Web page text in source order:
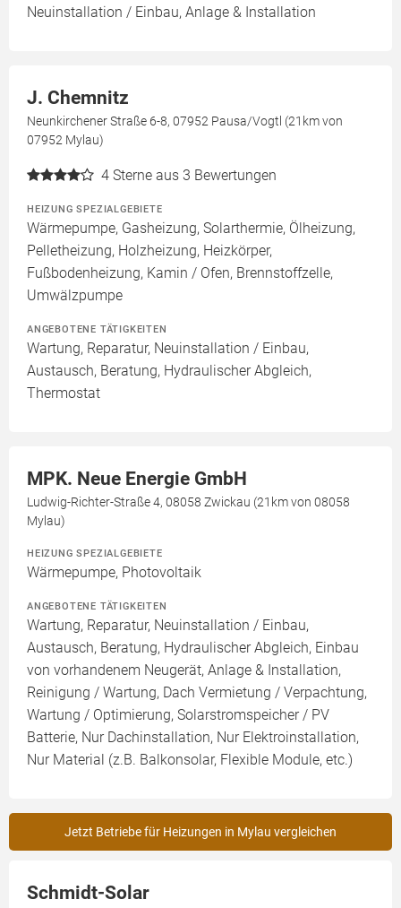
Neuinstallation / Einbau, Anlage & Installation
J. Chemnitz
Neunkirchener Straße 6-8, 07952 Pausa/Vogtl (21km von
07952 Mylau)
4 Sterne aus 3 Bewertungen
HEIZUNG SPEZIALGEBIETE
Wärmepumpe, Gasheizung, Solarthermie, Ölheizung,
Pelletheizung, Holzheizung, Heizkörper,
Fußbodenheizung, Kamin / Ofen, Brennstoffzelle,
Umwälzpumpe
ANGEBOTENE TÄTIGKEITEN
Wartung, Reparatur, Neuinstallation / Einbau,
Austausch, Beratung, Hydraulischer Abgleich,
Thermostat
MPK. Neue Energie GmbH
Ludwig-Richter-Straße 4, 08058 Zwickau (21km von 08058
Mylau)
HEIZUNG SPEZIALGEBIETE
Wärmepumpe, Photovoltaik
ANGEBOTENE TÄTIGKEITEN
Wartung, Reparatur, Neuinstallation / Einbau,
Austausch, Beratung, Hydraulischer Abgleich, Einbau
von vorhandenem Neugerät, Anlage & Installation,
Reinigung / Wartung, Dach Vermietung / Verpachtung,
Wartung / Optimierung, Solarstromspeicher / PV
Batterie, Nur Dachinstallation, Nur Elektroinstallation,
Nur Material (z.B. Balkonsolar, Flexible Module, etc.)
Jetzt Betriebe für Heizungen in Mylau vergleichen
Schmidt-Solar